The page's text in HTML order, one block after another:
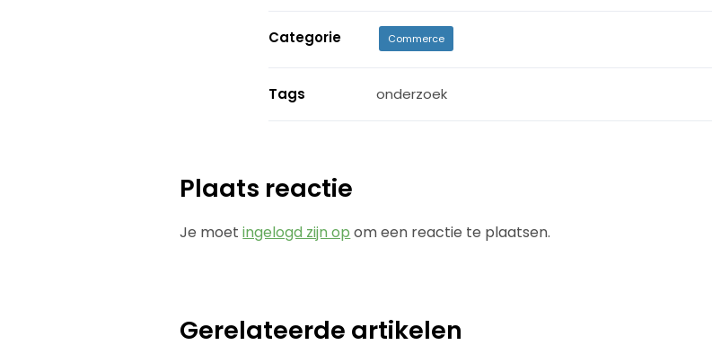
Categorie Commerce
Tags onderzoek
Plaats reactie
Je moetingelogd zijn op om een reactie te plaatsen.
Gerelateerde artikelen